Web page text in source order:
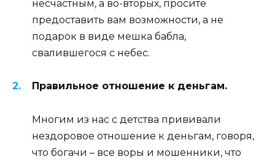
несчастным, а во-вторых, просите
предоставить вам возможности, а не
подарок в виде мешка бабла,
свалившегося с небес.
Правильное отношение к деньгам.
Многим из нас с детства прививали
нездоровое отношение к деньгам, говоря,
что богачи – все воры и мошенники, что